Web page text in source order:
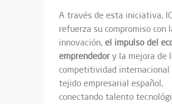
A través de esta iniciativa,
refuerza su compromiso con
innovación, el impulso del
emprendedory la mejora de
competitividad internacional
tejido empresarial español,
conectando talento